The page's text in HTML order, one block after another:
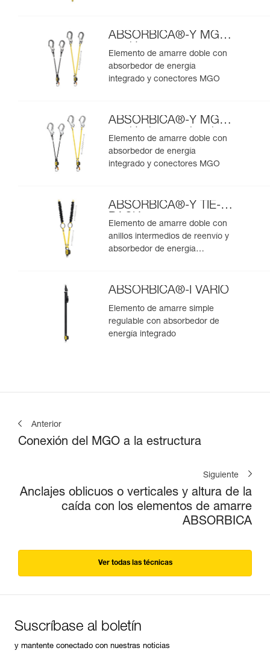
ABSORBICA®-Y MGO
versión europea
Elemento de amarre doble con
absorbedor de energía
integrado y conectores MGO
ABSORBICA®-Y MGO
versión internacional
Elemento de amarre doble con
absorbedor de energía
integrado y conectores MGO
ABSORBICA®-Y TIE-
BACK
Elemento de amarre doble con
anillos intermedios de reenvío y
absorbedor de energía
ABSORBICA®-I VARIO
Elemento de amarre simple
regulable con absorbedor de
energía integrado
Anterior
Conexión del MGO a la estructura
Siguiente
Anclajes oblicuos o verticales y altura de la
caída con los elementos de amarre
ABSORBICA
Ver todas las técnicas
Suscríbase al boletín
y mantente conectado con nuestras noticias